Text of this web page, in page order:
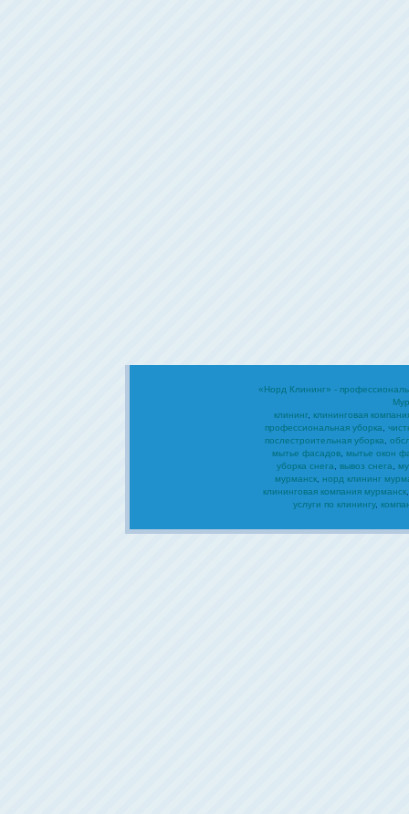
«Норд Клининг» -
клининг клининговая
профессиональная уборка
послестроительная уборка
мытье фасадов мытье окон
уборка снега
вывоз снега
мурманск, норд клининг
клининговая компания мурманск
услуги по клинингу,